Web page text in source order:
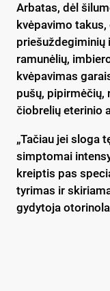
Arbatas, dėl
kvėpavimo
priešuždegiminių
ramunėlių,
kvėpavimas
pušų, pipirmėčių,
čiobrelių eterinio
„Tačiau jei sloga
simptomai
kreiptis pas
tyrimas ir
gydytoja